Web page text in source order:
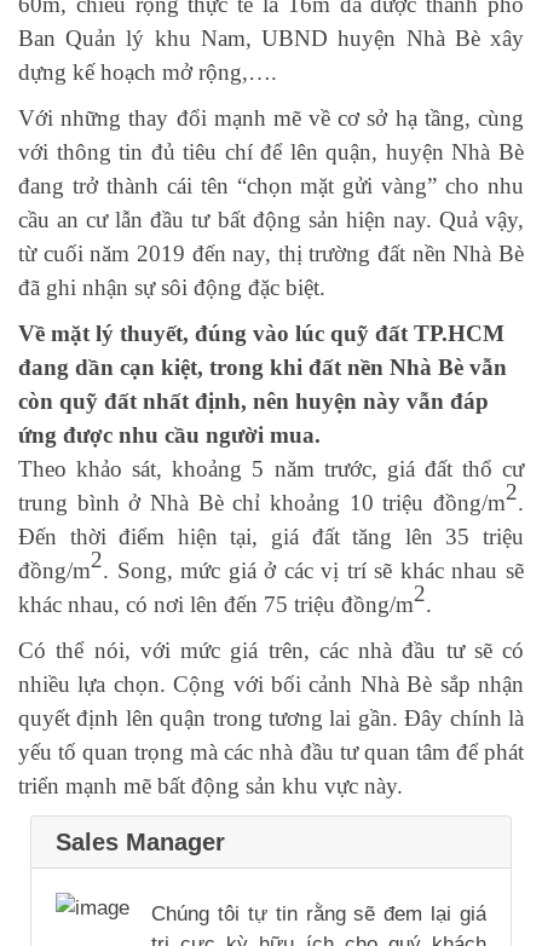
Ban Quản lý khu Nam, UBND huyện Nhà Bè xây
dựng kế hoạch mở rộng,….
Với những thay đổi mạnh mẽ về cơ sở hạ tầng, cùng
với thông tin đủ tiêu chí để lên quận, huyện Nhà Bè
đang trở thành cái tên “chọn mặt gửi vàng” cho nhu
cầu an cư lẫn đầu tư bất động sản hiện nay. Quả vậy,
từ cuối năm 2019 đến nay, thị trường đất nền Nhà Bè
đã ghi nhận sự sôi động đặc biệt.
Về mặt lý thuyết, đúng vào lúc quỹ đất TP.HCM
đang dần cạn kiệt, trong khi đất nền Nhà Bè vẫn
còn quỹ đất nhất định, nên huyện này vẫn đáp
ứng được nhu cầu người mua.
Theo khảo sát, khoảng 5 năm trước, giá đất thổ cư
trung bình ở Nhà Bè chỉ khoảng 10 triệu đồng/m2.
Đến thời điểm hiện tại, giá đất tăng lên 35 triệu
đồng/m2. Song, mức giá ở các vị trí sẽ khác nhau sẽ
khác nhau, có nơi lên đến 75 triệu đồng/m2.
Có thể nói, với mức giá trên, các nhà đầu tư sẽ có
nhiều lựa chọn. Cộng với bối cảnh Nhà Bè sắp nhận
quyết định lên quận trong tương lai gần. Đây chính là
yếu tố quan trọng mà các nhà đầu tư quan tâm để phát
triển mạnh mẽ bất động sản khu vực này.
Sales Manager
Chúng tôi tự tin rằng sẽ đem lại giá